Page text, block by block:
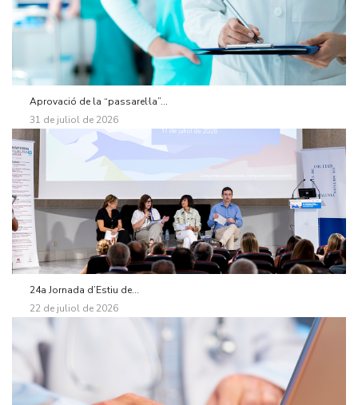
Aprovació de la “passarel·la”...
31 de juliol de 2026
24a Jornada d’Estiu de...
22 de juliol de 2026